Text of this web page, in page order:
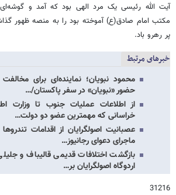
آیت الله رئیسی یک مرد الهی بود که آمد و
مکتب امام صادق(ع) آموخته بود را به منصه ظهور
پر رهرو باد.
خبرهای مرتبط
محمود نبویان؛ نماینده‌ای برای
حضور «نبویان» در سفر پاکستان/…
از اطلاعات عملیات جنوب تا وزارت
خراسانی که مهمترین عضو دو دولت…
عصبانیت اصولگرایان از اقدامات
ماجرای دعوای رجانیوز…
بازگشت اختلافات قدیمی قالیباف و
اردوگاه اصولگرایان بر…
31216